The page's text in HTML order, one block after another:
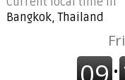
Bangkok, Thailand